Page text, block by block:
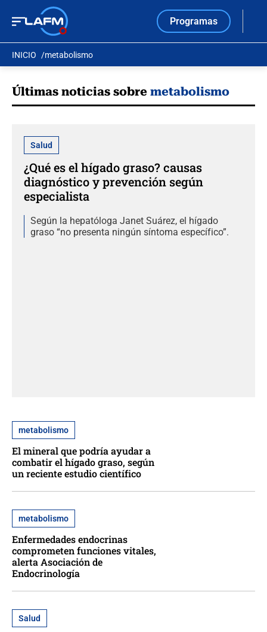
Programas
INICIO metabolismo
Últimas noticias sobre metabolismo
Salud
¿Qué es el hígado graso? causas
diagnóstico y prevención según
especialista
Según la hepatóloga Janet Suárez, el hígado
graso “no presenta ningún síntoma específico”.
metabolismo
El mineral que podría ayudar a
combatir el hígado graso, según
un reciente estudio científico
metabolismo
Enfermedades endocrinas
comprometen funciones vitales,
alerta Asociación de
Endocrinología
Salud